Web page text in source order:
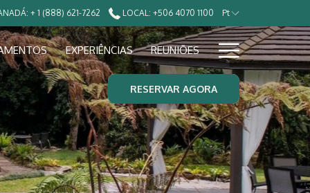
+ 1 (888) 621-7262 LOCAL: +506 4070 1100 Pt
EXPERIÊNCIAS REUNIÕES
Menu
RESERVAR AGORA